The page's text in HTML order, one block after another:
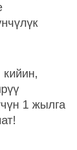
кийин,
1 жылга